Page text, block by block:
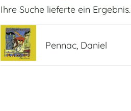
Ihre Suche lieferte ein Ergebnis.
Pennac, Daniel